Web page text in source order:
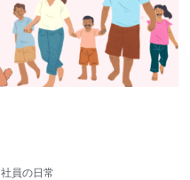
社員の日常